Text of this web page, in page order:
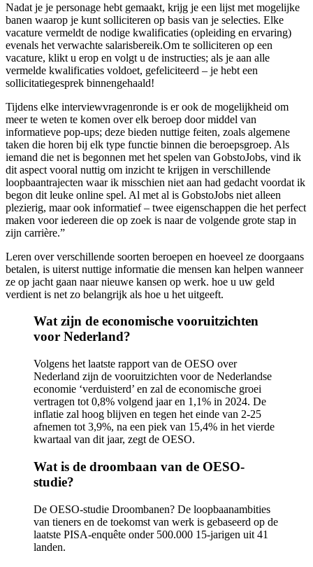
Nadat je je personage hebt gemaakt, krijg je een lijst met mogelijke
banen waarop je kunt solliciteren op basis van je selecties. Elke
vacature vermeldt de nodige kwalificaties (opleiding en ervaring)
evenals het verwachte salarisbereik.Om te solliciteren op een
vacature, klikt u erop en volgt u de instructies; als je aan alle
vermelde kwalificaties voldoet, gefeliciteerd – je hebt een
sollicitatiegesprek binnengehaald!
Tijdens elke interviewvragenronde is er ook de mogelijkheid om
meer te weten te komen over elk beroep door middel van
informatieve pop-ups; deze bieden nuttige feiten, zoals algemene
taken die horen bij elk type functie binnen die beroepsgroep. Als
iemand die net is begonnen met het spelen van GobstoJobs, vind ik
dit aspect vooral nuttig om inzicht te krijgen in verschillende
loopbaantrajecten waar ik misschien niet aan had gedacht voordat ik
begon dit leuke online spel. Al met al is GobstoJobs niet alleen
plezierig, maar ook informatief – twee eigenschappen die het perfect
maken voor iedereen die op zoek is naar de volgende grote stap in
zijn carrière.”
Leren over verschillende soorten beroepen en hoeveel ze doorgaans
betalen, is uiterst nuttige informatie die mensen kan helpen wanneer
ze op jacht gaan naar nieuwe kansen op werk. hoe u uw geld
verdient is net zo belangrijk als hoe u het uitgeeft.
Wat zijn de economische vooruitzichten
voor Nederland?
Volgens het laatste rapport van de OESO over
Nederland zijn de vooruitzichten voor de Nederlandse
economie ‘verduisterd’ en zal de economische groei
vertragen tot 0,8% volgend jaar en 1,1% in 2024. De
inflatie zal hoog blijven en tegen het einde van 2-25
afnemen tot 3,9%, na een piek van 15,4% in het vierde
kwartaal van dit jaar, zegt de OESO.
Wat is de droombaan van de OESO-
studie?
De OESO-studie Droombanen? De loopbaanambities
van tieners en de toekomst van werk is gebaseerd op de
laatste PISA-enquête onder 500.000 15-jarigen uit 41
landen.